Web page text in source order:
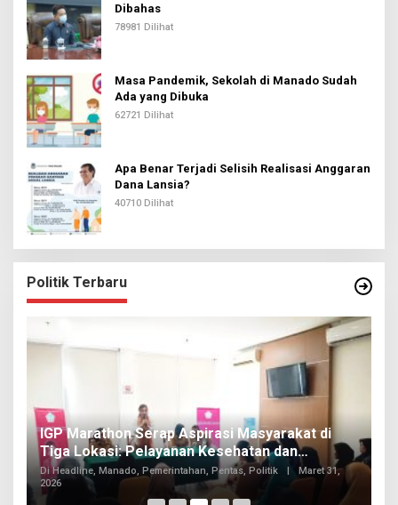
Dibahas
78981 Dilihat
Masa Pandemik, Sekolah di Manado Sudah
Ada yang Dibuka
62721 Dilihat
Apa Benar Terjadi Selisih Realisasi Anggaran
Dana Lansia?
40710 Dilihat
Politik Terbaru
IGP Marathon Serap Aspirasi Masyarakat di
Tiga Lokasi: Pelayanan Kesehatan dan
Infrastruktur Mencuat
Di Headline, Manado, Pemerintahan, Pentas, Politik |
Maret 31,
2026